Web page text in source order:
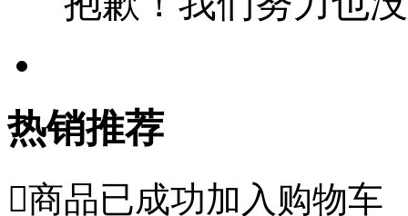
热销推荐
商品已成功加入购物车